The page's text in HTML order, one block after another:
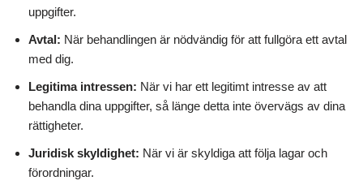
uppgifter.
Avtal: När behandlingen är nödvändig för att fullgöra ett avtal
med dig.
Legitima intressen: När vi har ett legitimt intresse av att
behandla dina uppgifter, så länge detta inte övervägs av dina
rättigheter.
Juridisk skyldighet: När vi är skyldiga att följa lagar och
förordningar.